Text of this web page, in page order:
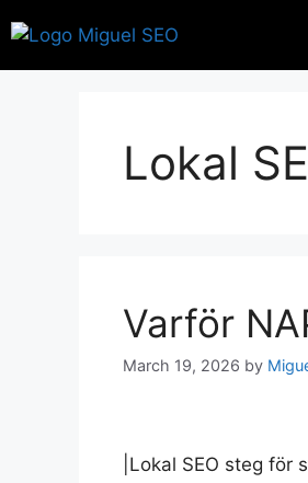
Lokal
Varför
March 19, 2026 by
|Lokal SEO steg